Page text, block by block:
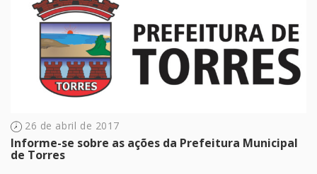
26 de abril de 2017
Informe-se sobre as ações da Prefeitura Municipal
de Torres